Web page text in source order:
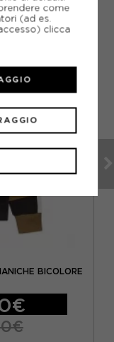
BICOLORE
come
(ad es.
clicca